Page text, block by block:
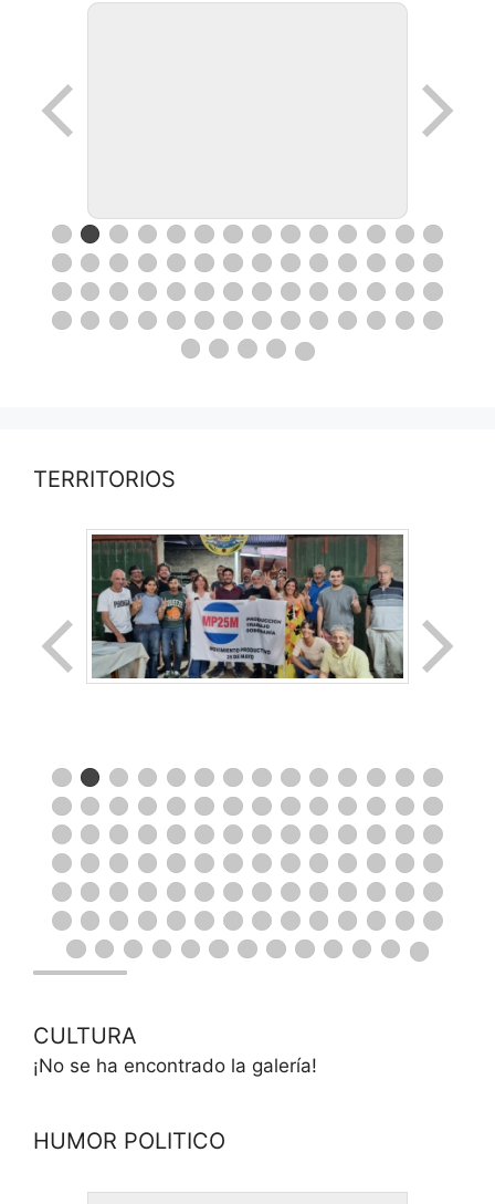
TERRITORIOS
CULTURA
¡No se ha encontrado la galería!
HUMOR POLITICO